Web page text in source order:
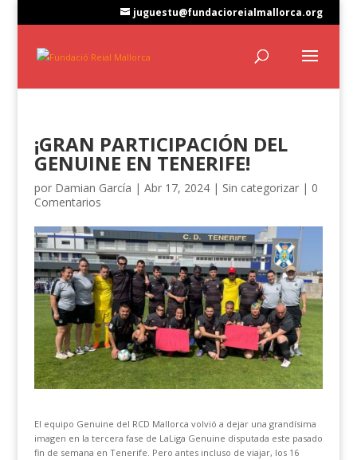
juguestu@fundacioreialmallorca.org
¡GRAN PARTICIPACIÓN DEL
GENUINE EN TENERIFE!
por Damian García | Abr 17, 2024| Sin categorizar| 0
Comentarios
El equipo Genuine del RCD Mallorca volvió a dejar una grandísima
imagen en la tercera fase de LaLiga Genuine disputada este pasado
fin de semana en Tenerife. Pero antes incluso de viajar, los 16